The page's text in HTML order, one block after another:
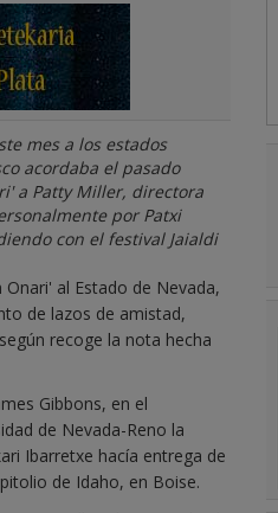
mes a los estados
acordaba el pasado
a Patty Miller, directora
por Patxi
con el festival Jaialdi
al Estado de Nevada,
de lazos de amistad,
recoge la nota hecha
Gibbons, en el
de Nevada-Reno la
Ibarretxe hacía entrega de
de Idaho, en Boise.